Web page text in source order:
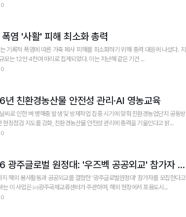
염 '사활' 피해 최소화 총력
기록적 폭염에 따른 가축 폐사 피해를 최소화하기 위해 총력 대응에 나섰다. 지
모는 12만 4천여 마리로 집계되었다. 이는 지난해 같은 기간 ...
친환경농산물 안전성 관리·AI 영농교육
씨로 인한 벼 병해충 발생 및 방제작업 집중 시기에 맞춰 친환경농업단지 공동방
장점검 지도를 강화, 친환경농산물 안전성 관리에 총력을 기울인다고 밝...
전남광주특별시, 2026 광주글로벌 원정대: '우즈벡 공공외교' 참가자 모집
해외 봉사활동과 공공외교를 결합한 '광주글로벌원정대' 참가자를 모집한다고
를 맞이하는 이 사업은 ㈔광주국제교류센터가 주관하며, 해외 현장에서 포용도시...